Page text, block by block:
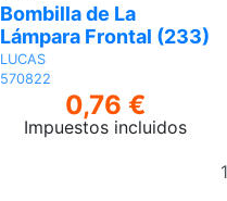
Bombilla de La
Lámpara Frontal (233)
LUCAS
570822
0,76 €
Impuestos incluidos